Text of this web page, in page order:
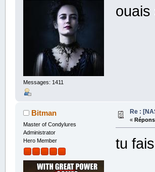
Messages: 1411
Bitman
Master of Condylures
Administrator
Hero Member
Re :
«
tu